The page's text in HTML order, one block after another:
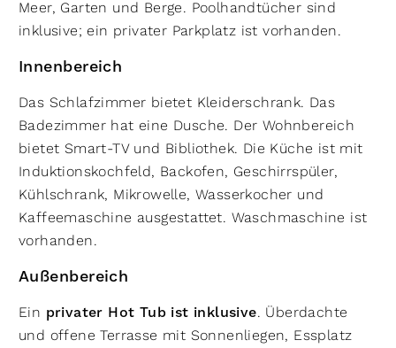
Meer, Garten und Berge. Poolhandtücher sind
inklusive; ein privater Parkplatz ist vorhanden.
Innenbereich
Das Schlafzimmer bietet Kleiderschrank. Das
Badezimmer hat eine Dusche. Der Wohnbereich
bietet Smart-TV und Bibliothek. Die Küche ist mit
Induktionskochfeld, Backofen, Geschirrspüler,
Kühlschrank, Mikrowelle, Wasserkocher und
Kaffeemaschine ausgestattet. Waschmaschine ist
vorhanden.
Außenbereich
Ein privater Hot Tub ist inklusive. Überdachte
und offene Terrasse mit Sonnenliegen, Essplatz